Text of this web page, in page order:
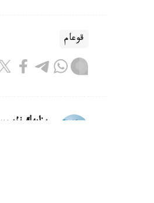
قوعام
ريزابەك